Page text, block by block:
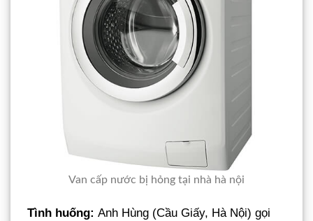
Van cấp nước bị hỏng tại nhà hà nội
Tình huống: Anh Hùng (Cầu Giấy, Hà Nội) gọi